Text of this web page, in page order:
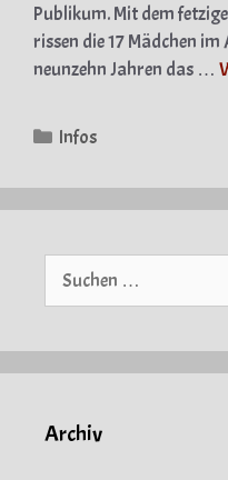
Publikum. Mit dem
rissen die 17 Mädchen
neunzehn Jahren das …
Kategorien
Infos
Suche
Archiv